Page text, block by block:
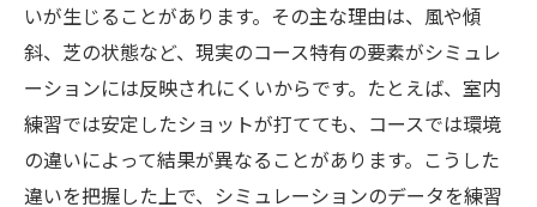
いが生じることがあります。その主な理由は、風や傾
斜、芝の状態など、現実のコース特有の要素がシミュレ
ーションには反映されにくいからです。たとえば、室内
練習では安定したショットが打てても、コースでは環境
の違いによって結果が異なることがあります。こうした
違いを把握した上で、シミュレーションのデータを練習